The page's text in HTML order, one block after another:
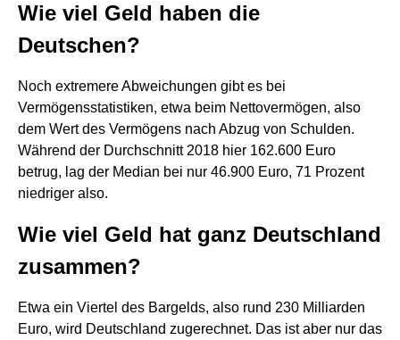
Wie viel Geld haben die
Deutschen?
Noch extremere Abweichungen gibt es bei
Vermögensstatistiken, etwa beim Nettovermögen, also
dem Wert des Vermögens nach Abzug von Schulden.
Während der Durchschnitt 2018 hier 162.600 Euro
betrug, lag der Median bei nur 46.900 Euro, 71 Prozent
niedriger also.
Wie viel Geld hat ganz Deutschland
zusammen?
Etwa ein Viertel des Bargelds, also rund 230 Milliarden
Euro, wird Deutschland zugerechnet. Das ist aber nur das